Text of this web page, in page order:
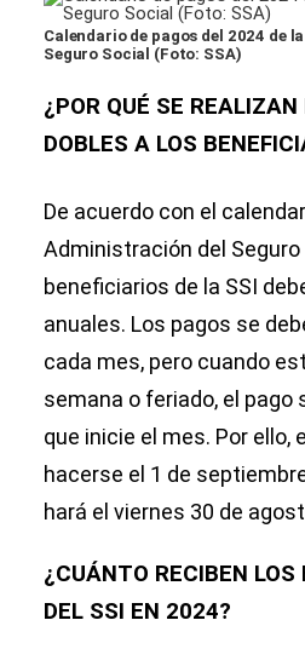
Calendario de pagos del 2024 de
Seguro Social (Foto: SSA)
¿POR QUÉ SE REALIZAN
DOBLES A LOS
De acuerdo con el
Administración del Seguro
beneficiarios de la SSI
anuales. Los pagos se
cada mes, pero cuando
semana o feriado, el pago
que inicie el mes. Por ello,
hacerse el 1 de
hará el viernes 30 de
¿CUÁNTO RECIBEN LOS
DEL SSI EN 2024?